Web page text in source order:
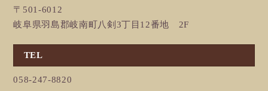
〒501-6012
岐阜県羽島郡岐南町八剣3丁目12番地 2F
TEL
058-247-8820